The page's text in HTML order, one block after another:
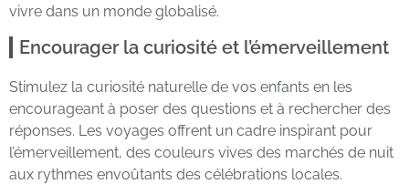
vivre dans un monde globalisé.
Encourager la curiosité et l’émerveillement
Stimulez la curiosité naturelle de vos enfants en les
encourageant à poser des questions et à rechercher des
réponses. Les voyages offrent un cadre inspirant pour
l’émerveillement, des couleurs vives des marchés de nuit
aux rythmes envoûtants des célébrations locales.